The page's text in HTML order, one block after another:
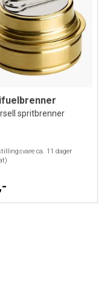
spritbrenner
ca. 11 dager